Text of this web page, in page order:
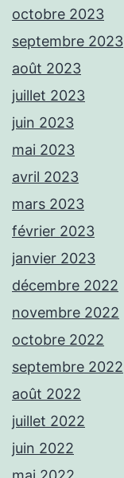
octobre 2023
septembre 2023
août 2023
juillet 2023
juin 2023
mai 2023
avril 2023
mars 2023
février 2023
janvier 2023
décembre 2022
novembre 2022
octobre 2022
septembre 2022
août 2022
juillet 2022
juin 2022